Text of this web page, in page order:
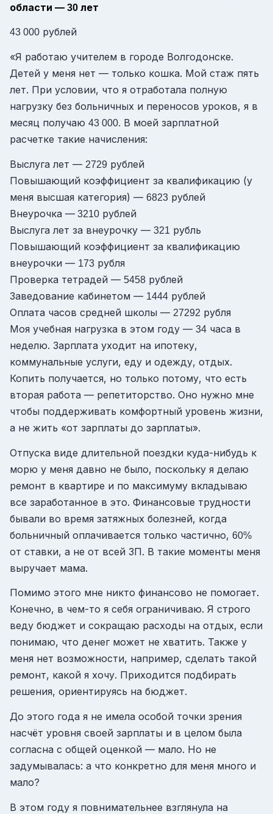
области — 30 лет
43 000 рублей
«Я работаю учителем в городе Волгодонске.
Детей у меня нет — только кошка. Мой стаж пять
лет. При условии, что я отработала полную
нагрузку без больничных и переносов уроков, я в
месяц получаю 43 000. В моей зарплатной
расчетке такие начисления:
Выслуга лет — 2729 рублей
Повышающий коэффициент за квалификацию (у
меня высшая категория) — 6823 рублей
Внеурочка — 3210 рублей
Выслуга лет за внеурочку — 321 рубль
Повышающий коэффициент за квалификацию
внеурочки — 173 рубля
Проверка тетрадей — 5458 рублей
Заведование кабинетом — 1444 рублей
Оплата часов средней школы — 27292 рубля
Моя учебная нагрузка в этом году — 34 часа в
неделю. Зарплата уходит на ипотеку,
коммунальные услуги, еду и одежду, отдых.
Копить получается, но только потому, что есть
вторая работа — репетиторство. Оно нужно мне
чтобы поддерживать комфортный уровень жизни,
а не жить «от зарплаты до зарплаты».
Отпуска виде длительной поездки куда-нибудь к
морю у меня давно не было, поскольку я делаю
ремонт в квартире и по максимуму вкладываю
все заработанное в это. Финансовые трудности
бывали во время затяжных болезней, когда
больничный оплачивается только частично, 60%
от ставки, а не от всей ЗП. В такие моменты меня
выручает мама.
Помимо этого мне никто финансово не помогает.
Конечно, в чем-то я себя ограничиваю. Я строго
веду бюджет и сокращаю расходы на отдых, если
понимаю, что денег может не хватить. Также у
меня нет возможности, например, сделать такой
ремонт, какой я хочу. Приходится подбирать
решения, ориентируясь на бюджет.
До этого года я не имела особой точки зрения
насчёт уровня своей зарплаты и в целом была
согласна с общей оценкой — мало. Но не
задумывалась: а что конкретно для меня много и
мало?
В этом году я повнимательнее взглянула на